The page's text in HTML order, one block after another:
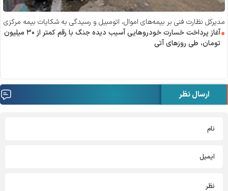
مدیرکل نظارت فنی بر بیمه‌های اموال، اتومبیل و رسیدگی به شکایات بیمه مرکزی
اعلام کرد:
آغاز پرداخت خسارت خودرو‌هایی آسیب دیده جنگ با رقم کمتر از ۳۰ میلیون
تومان، طی روز‌های آتی
ارسال نظر